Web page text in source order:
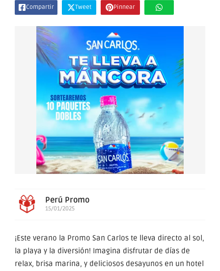
Compartir Tweet Pinnear
Perú Promo
15/01/2025
¡Este verano la Promo San Carlos te lleva directo al sol,
la playa y la diversión! Imagina disfrutar de días de
relax, brisa marina, y deliciosos desayunos en un hotel